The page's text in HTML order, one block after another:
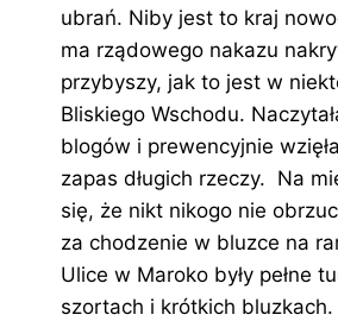
ubrań. Niby jest to kraj
ma rządowego nakazu
przybyszy, jak to jest w
Bliskiego Wschodu.
blogów i prewencyjnie
zapas długich rzeczy. Na
się, że nikt nikogo nie
za chodzenie w bluzce na
Ulice w Maroko były pełne
szortach i krótkich